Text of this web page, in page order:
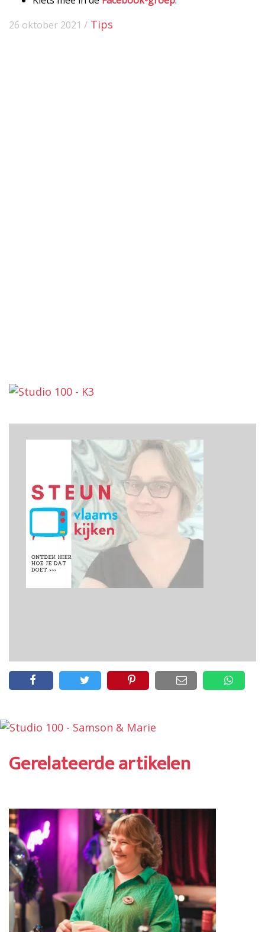
26 oktober 2021 / Tips
Gerelateerde artikelen